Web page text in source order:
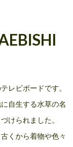
レビボードです。
自生する水草の名
けられました。
くから着物や色々